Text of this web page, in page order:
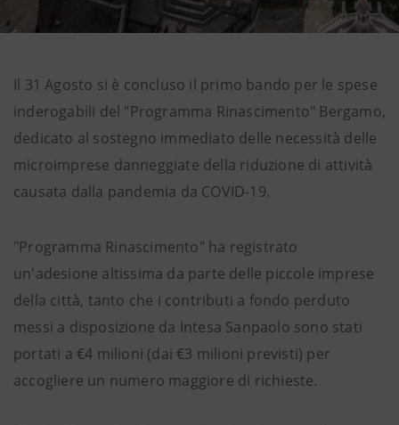
Il 31 Agosto si è concluso il primo bando per le spese
inderogabili del "Programma Rinascimento" Bergamo,
dedicato al sostegno immediato delle necessità delle
microimprese danneggiate della riduzione di attività
causata dalla pandemia da COVID-19.
"Programma Rinascimento" ha registrato
un'adesione altissima da parte delle piccole imprese
della città, tanto che i contributi a fondo perduto
messi a disposizione da Intesa Sanpaolo sono stati
portati a €4 milioni (dai €3 milioni previsti) per
accogliere un numero maggiore di richieste.